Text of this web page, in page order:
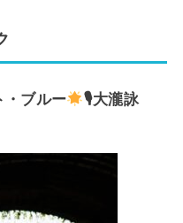
・ブルー
🎙大瀧詠